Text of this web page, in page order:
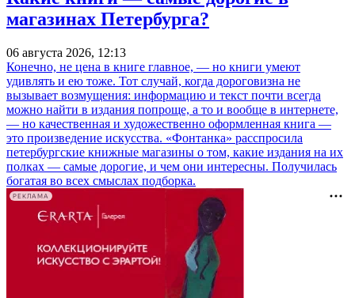
магазинах Петербурга?
06 августа 2026, 12:13
Конечно, не цена в книге главное, — но книги умеют
удивлять и ею тоже. Тот случай, когда дороговизна не
вызывает возмущения: информацию и текст почти всегда
можно найти в издания попроще, а то и вообще в интернете,
— но качественная и художественно оформленная книга —
это произведение искусства. «Фонтанка» расспросила
петербургские книжные магазины о том, какие издания на их
полках — самые дорогие, и чем они интересны. Получилась
богатая во всех смыслах подборка.
РЕКЛАМА